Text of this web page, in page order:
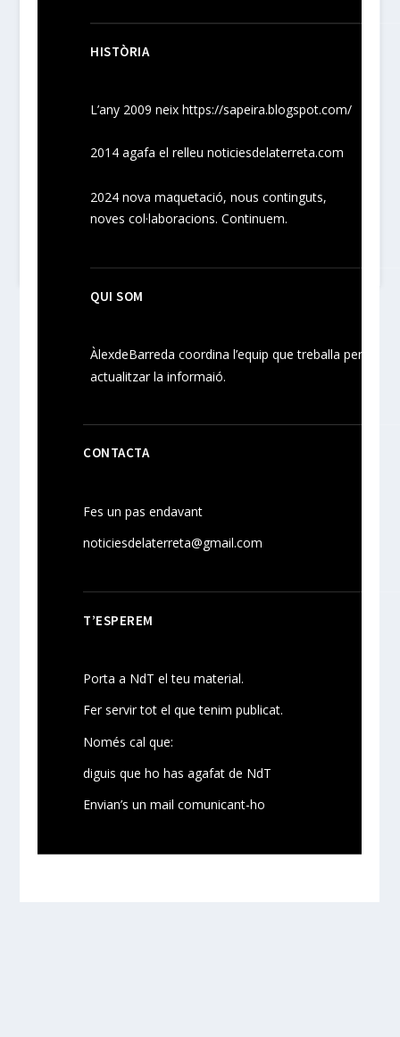
HISTÒRIA
L’any 2009 neixhttps://sapeira.blogspot.com/
2014 agafa el relleu noticiesdelaterreta.com
2024nova maquetació, nouscontinguts,
novescol·laboracions. Continuem.
QUI SOM
ÀlexdeBarreda coordina l’equip que treballa per
actualitzar la informaió.
CONTACTA
Fes un pas endavant
noticiesdelaterreta@gmail.com
T’ESPEREM
Porta a NdT el teu material.
Fer servir tot el que tenim publicat.
Només cal que:
diguis que ho has agafat de NdT
Envian’s un mail comunicant-ho